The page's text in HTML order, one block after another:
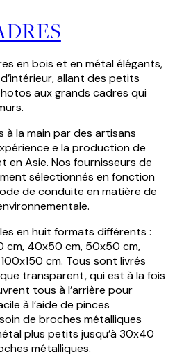
en bois et en métal élégants,
allant des petits
aux grands cadres qui
la main par des artisans
e la production de
en Asie. Nos fournisseurs de
sélectionnés en fonction
de conduite en matière de
en huit formats différents :
cm, 40x50 cm, 50x50 cm,
cm. Tous sont livrés
transparent, qui est à la fois
tous à l’arrière pour
à l’aide de pinces
de broches métalliques
plus petits jusqu’à 30x40
métalliques.